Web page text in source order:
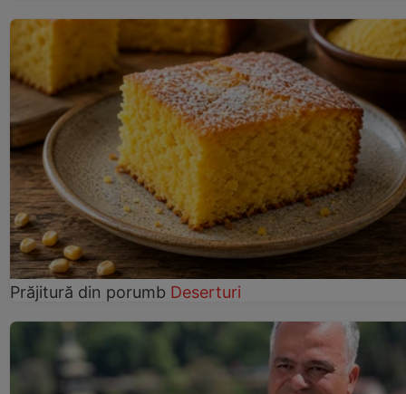
Prăjitură din porumb Deserturi